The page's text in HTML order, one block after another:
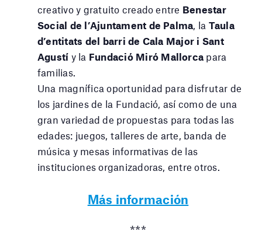
creativo y gratuito creado entre Benestar
Social de l’Ajuntament de Palma, la Taula
d’entitats del barri de Cala Major i Sant
Agustí y la Fundació Miró Mallorca para
familias.
Una magnífica oportunidad para disfrutar de
los jardines de la Fundació, así como de una
gran variedad de propuestas para todas las
edades: juegos, talleres de arte, banda de
música y mesas informativas de las
instituciones organizadoras, entre otros.
Más información
***